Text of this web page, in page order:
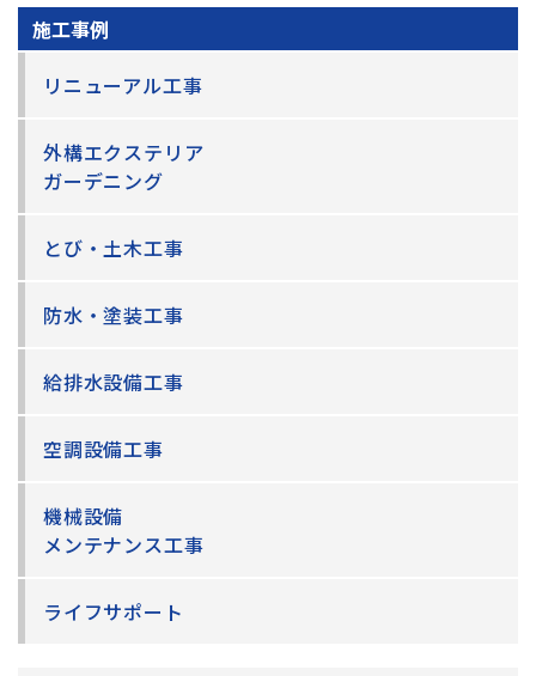
施工事例
リニューアル工事
外構エクステリア
ガーデニング
とび・土木工事
防水・塗装工事
給排水設備工事
空調設備工事
機械設備
メンテナンス工事
ライフサポート